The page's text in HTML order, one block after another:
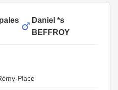
Daniel *s
BEFFROY
Place